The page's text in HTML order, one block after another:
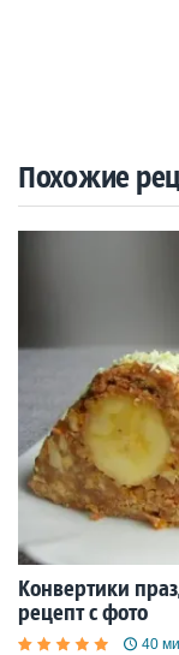
Похожие
Конвертики
рецепт с фото
40